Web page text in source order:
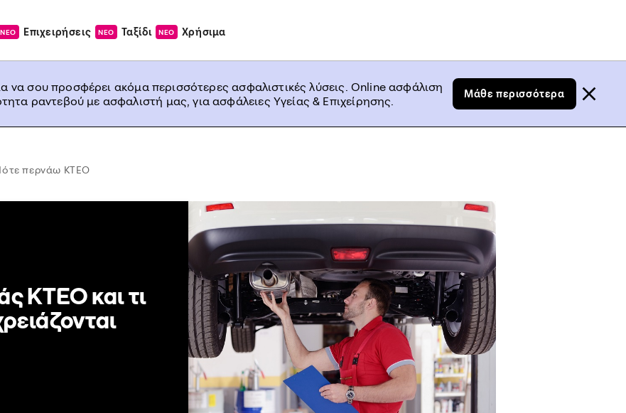
ΝΕΟ Επιχειρήσεις ΝΕΟ Ταξίδι ΝΕΟ Χρήσιμα
να σου προσφέρει ακόμα περισσότερες ασφαλιστικές λύσεις. Online ασφάλιση
ραντεβού με ασφαλιστή μας, για ασφάλειες Υγείας & Επιχείρησης.
Μάθε περισσότερα
περνάω ΚΤΕΟ
ΚΤΕΟ και τι